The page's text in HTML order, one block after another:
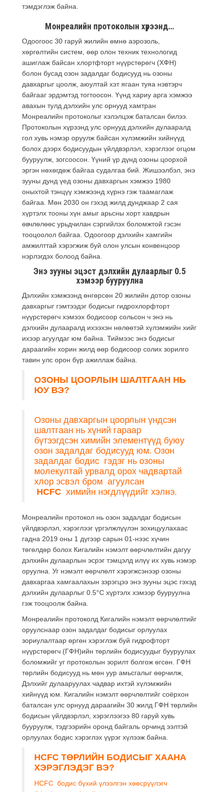
тэмдэглэж байна.
Монреалийн протоколын хүрээнд…
Одоогоос 30 гаруй жилийн өмнө аэрозоль,
хөргөлтийн систем, өөр олон техник технологид
ашиглаж байсан хлортфторт нүүрстөрөгч (ХФН)
болон бусад озон задалдаг бодисууд нь озоны
давхаргыг цоолж, аюултай хэт ягаан туяа нэвтэрч
байгааг эрдэмтэд тогтоосон. Үүнд хариу арга хэмжээ
авахын тулд дэлхийн улс орнууд хамтран
Монреалийн протоколыг хэлэлцэж баталсан билээ.
Протоколын хүрээнд улс орнууд дэлхийн дулааралд
гол хувь нэмэр оруулж байсан хүлэмжийн хийнүүд
болох дээрх бодисуудын үйлдвэрлэл, хэрэглээг огцом
бууруулж, зогсоосон. Үүний үр дүнд озоны цоорхой
эргэн нөхөгдөж байгаа судалгаа бий. Жишээлбэл, энэ
зууны дунд үед озоны давхаргын хэмжээ 1980
оныхтой тэнцүү хэмжээнд хүрнэ гэж таамаглаж
байгаа. Мөн 2030 он гэхэд жилд дунджаар 2 сая
хүртэлх тооны хүн амыг арьсны хорт хавдрын
өвчлөлөөс урьдчилан сэргийлэх боломжтой гэсэн
тооцоолол байгаа. Одоогоор дэлхийн хамгийн
амжилттай хэрэгжиж буй олон улсын конвенцоор
нэрлэгдэх болоод байна.
Энэ зууны эцэст дэлхийн дулаарлыг 0.5
хэмээр бууруулна
Дэлхийн хэмжээнд өнгөрсөн 20 жилийн дотор озоны
давхаргыг гэмтээдэг бодисыг гидрохлорфторт
нүүрстөрөгч хэмээх бодисоор сольсон ч энэ нь
дэлхийн дулааралд ихээхэн нөлөөтэй хүлэмжийн хийг
ихээр агуулдаг юм байна. Тиймээс энэ бодисыг
дараагийн хорин жилд өөр бодисоор солих зорилго
тавин улс орон бүр ажиллаж байна.
ОЗОНЫ ЦООРЛЫН ШАЛТГААН НЬ
ЮУ ВЭ?
Озоны давхаргын цоорлын үндсэн
шалтгаан нь хүний гараар
бүтээгдсэн химийн элементүүд буюу
озон задалдаг бодисууд юм. Озон
задалдаг бодис гэдэг нь озоны
молекултай урвалд орох чадвартай
хлор эсвэл бром агуулсан
HCFC химийн нэгдлүүдийг хэлнэ.
Монреалийн протокол нь озон задалдаг бодисын
үйлдвэрлэл, хэрэглээг үргэлжлүүлэн зохицуулахаас
гадна 2019 оны 1 дүгээр сарын 01-нээс хүчин
төгөлдөр болох Кигалийн нэмэлт өөрчлөлтийн дагуу
дэлхийн дулаарлын эсрэг тэмцэлд илүү их хувь нэмэр
оруулна. Уг нэмэлт өөрчлөлт хэрэгжсэнээр озоны
давхаргаа хамгаалахын зэрэгцээ энэ зууны эцэс гэхэд
дэлхийн дулаарлыг 0.5°C хүртэлх хэмээр бууруулна
гэж тооцоолж байна.
Монреалийн протоколд Кигалийн нэмэлт өөрчлөлтийг
оруулснаар озон задалдаг бодисыг орлуулах
зориулалтаар өргөн хэрэглэж буй гидрофторт
нүүрстөрөгч (ГФН)­ийн төрлийн бодисуудыг бууруулах
боломжийг уг протоколын зорилт болгож өгсөн. ГФН
төрлийн бодисууд нь мөн уур амьсгалыг өөрчилж,
Дэлхийг дулааруулах чадвар ихтэй хүлэмжийн
хийнүүд юм. Кигалийн нэмэлт өөрчлөлтийг соёрхон
баталсан улс орнууд дараагийн 30 жилд ГФН төрлийн
бодисын үйлдвэрлэл, хэрэглээгээ 80 гаруй хувь
бууруулж, тэдгээрийн оронд байгаль орчинд ээлтэй
орлуулах бодис хэрэглэх үүрэг хүлээж байна.
HCFC ТӨРЛИЙН БОДИСЫГ ХААНА
ХЭРЭГЛЭДЭГ ВЭ?
HCFC бодис бүхий үлээлгэн хөөсрүүлэгч